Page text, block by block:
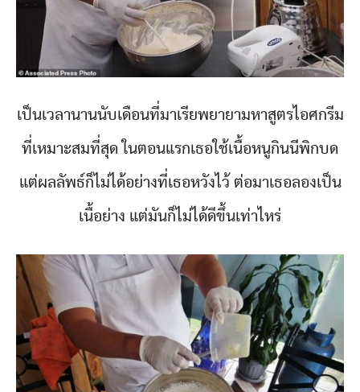
เป็นเวลานานนับเดือนที่มาเรียพยายามหาสูตรไอศกรีม
ที่เหมาะสมที่สุด ในตอนแรกเธอใช้เนื้อหนูกินนีพิกบด
แต่ผลลัพธ์ก็ไม่ได้อย่างที่เธอหวังไว้ ต่อมาเธอลองเป็น
เนื้อย่าง แต่มันก็ไม่ได้ดีขึ้นเท่าไหร่